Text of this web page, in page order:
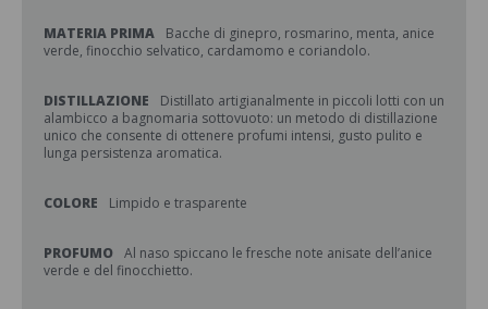
MATERIA PRIMA
Bacche di ginepro, rosmarino, menta, anice
verde, finocchio selvatico, cardamomo e coriandolo.
DISTILLAZIONE
Distillato artigianalmente in piccoli lotti con un
alambicco a bagnomaria sottovuoto: un metodo di distillazione
unico che consente di ottenere profumi intensi, gusto pulito e
lunga persistenza aromatica.
COLORE Limpido e trasparente
PROFUMO Al naso spiccano le fresche note anisate dell’anice
verde e del finocchietto.